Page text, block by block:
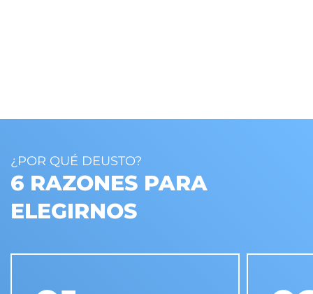
¿POR QUÉ DEUSTO?
6 RAZONES PARA
ELEGIRNOS